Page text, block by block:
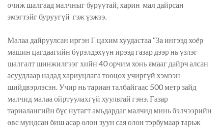
очиж шалгаад малчныг буруутай, харин мал дайрсан
эмэгтэйг буруугүй гэж үзжээ.
Малаа дайруулсан иргэн Г цахим хуудастаа “За ингээд хоёр
машин цагдаагийн бүрэлдэхүүн ирээд газар дээр нь үзлэг
шалгалт шинжилгээг хийн 40 орчим хонь ямааг дайрч алсан
асуудлаар надад хариуцлага тооцох учиргүй хэмээн
шийдвэрлэсэн. Учир нь тариан талбайгаас 500 метр зайд
малчид малаа ойртуулахгүй хуультай гэнэ. Газар
тариалангийн бүс нутагт амьдардаг малчид минь бэлчээрийн
өвс мундсан биш асар олон зуун сая олон тэрбумаар тарьж